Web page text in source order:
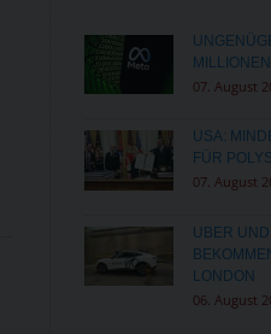
07. August
USA:
FÜR
07. August
UBER
LONDON
06. August